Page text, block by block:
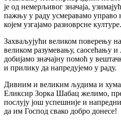
је од немерљивог значаја,
пажњу у раду усмеравамо
којем узгајамо разноврсне културе.
Захваљујући великом поверењу
великом разумевању, саосећању
добијамо значајну помоћ у
и прилику да напредујемо у раду.
Дивним и великим људима и
Еликсир Зорка Шабац желимо,
послују још успешније и
да им Господ свако добро донесе!